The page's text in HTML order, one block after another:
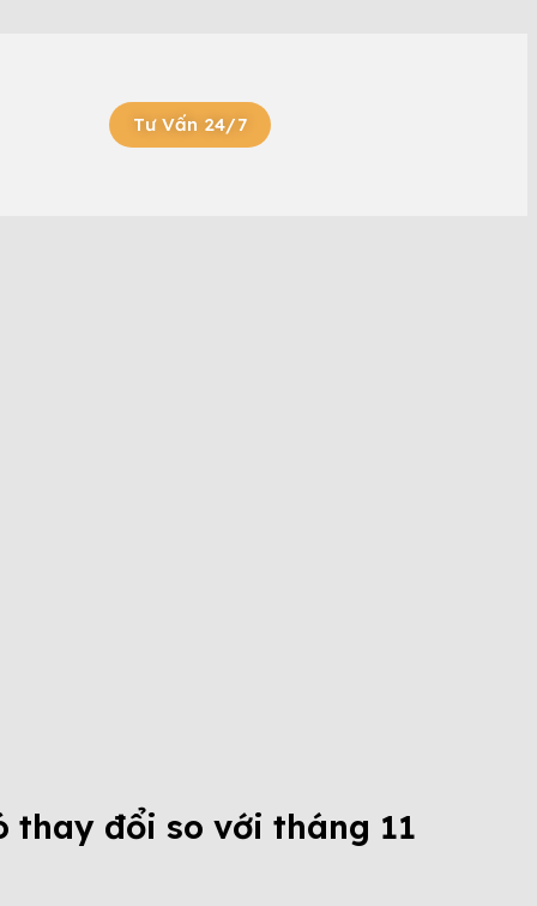
Tư Vấn 24/7
thay đổi so với tháng 11